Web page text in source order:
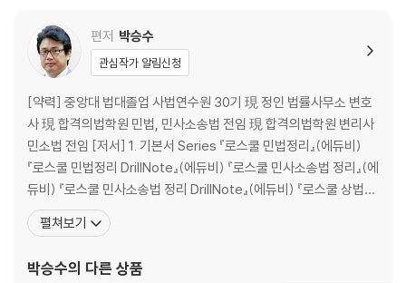
(3) 본 CBT답안사례집은 문제 + 사례풀이구조 + 씨비티 답안을 한세트
로 하여 구성되어 있습니다. 이렇게 70여 문제 정도 사례문제를 보고 사례
풀이구조를 만들어 본 다음 씨비티 답안을 작성하는 연습을 한다면 단기간
내에 상법사례를 정복할 수 있다고 봅니다. 올해 기출문제도 본 사례집에
서 여러 문제가 출제되었습니다.
(4) 그리고 나머지 사례문제들은 암기장 등 자기만의 무기교재를 만들어
모든 중요 논점과 최근 판례논점을 흡수 보충하는 공부를 하여 대비하면
될 것입니다.
3. 결어
[문제 16]주주평등원칙 및 주주에 대한 특별권리 부여의 효력 33
[문제 17]타인명의 주식인수와 주주확정 36
[문제 18]주권발행 전에 한 주식의 양도와 명의개서 부당거절시 주주권 행
사가부 38
[문제 19]정관에 의한 주식양도제한과 부당거절시 주주권 행사 40
[문제 20]주권발행 전 주식양도와 양도계약 해제의 효력 42
[문제 21]주주제안권과 주주제안을 무시한 결의의 효력 44
[문제 22]주주총회의 소집허가청구권자 46
[문제 23]주주총회의 소집허가청구권자 48
[문제 24]자기주식취득 가부 50
[문제 26]상호주 취득 제한 56
편저 박승수
관심작가 알림신청
[약력] 중앙대 법대졸업 사법연수원 30기 現 정인 법률사무소 변호
사 現 합격의법학원 민법, 민사소송법 전임 現 합격의법학원 변리사
민소법 전임 [저서] 1. 기본서 Series 『로스쿨 민법정리』(에듀비)
『로스쿨 민법정리 DrillNote』(에듀비) 『로스쿨 민사소송법 정리』(에
듀비) 『로스쿨 민사소송법 정리 DrillNote』(에듀비) 『로스쿨 상법정
리』(에듀비) 2. 선택형 Series 『로스쿨 민법 500제』(에듀비) 『로스
쿨 민사소송법 300제』(에듀비) 『로스쿨 상법 200제』(에듀나눔) 3.
펼쳐보기
박승수의 다른 상품